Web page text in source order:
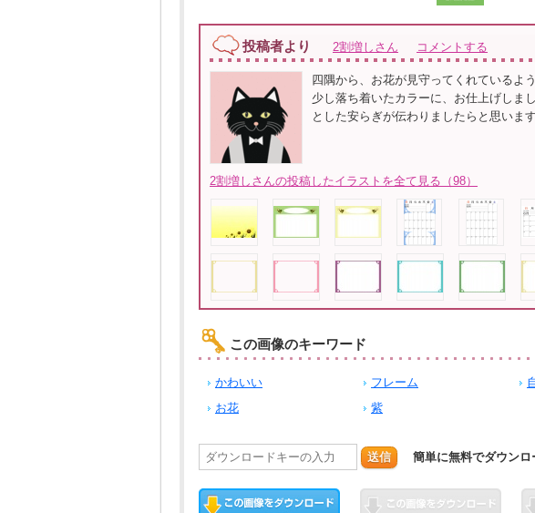
投稿者より 2割増しさん コメントする
四隅から、お花が見守ってくれているよ
少し落ち着いたカラーに、お仕上げしま
とした安らぎが伝わりましたらと思います
2割増しさんの投稿したイラストを全て見る（98）
この画像のキーワード
かわいい フレーム
お花
紫
送信 簡単に無料でダウンロ